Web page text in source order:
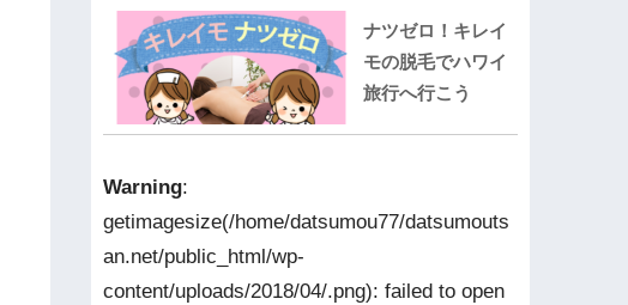
ナツゼロ！キレイ
モの脱毛でハワイ
旅行へ行こう
Warning:
getimagesize(/home/datsumou77/datsumouts
an.net/public_html/wp-
content/uploads/2018/04/.png): failed to open